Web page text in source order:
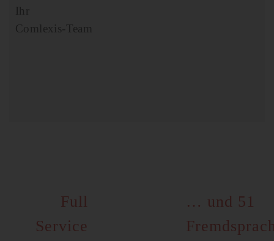
Ihr
Comlexis-Team
Full
Service
… und 51